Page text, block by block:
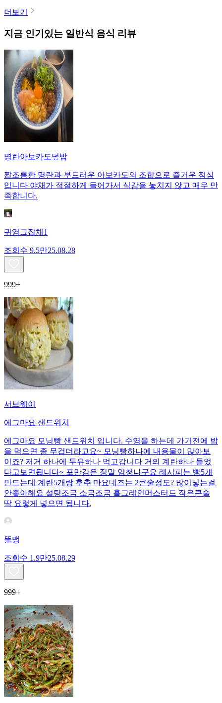
더보기
지금 인기있는 일반식 음식 리뷰
명란아보카도덮밥
짭조름한 명란과 부드러운 아보카도의 조합으로 즐거운 점심
입니다 야채가 적절하게 들어가서 식감을 놓치지 않고 매우 만
족합니다.
귀염그잡채1
조회수 9.5만25.08.28
999+
서브웨이
에그마요 샌드위치
에그마요 모닝빵 샌드위치 입니다. 수영을 하는데 가기전에 밥
을 먹으면 좀 무겁더라고요~ 모닝빵하나에 내용물이 많아보
이죠? 저거 하나에 두유하나 먹고갑니다 거의 계란하나 들었
다고보면됩니다~ 포만감은 정말 엄청나구요 레시피는 빵5개
만드는데 계란5개랑 후추 마요네즈는 2큰술정도? 많이넣는걸
안좋아해요 설탕조금 소금조금 홀그레인머스터드 작은큰술
딱 요렇게 넣으면 됩니다.
똘맹
조회수 1.9만25.08.29
999+